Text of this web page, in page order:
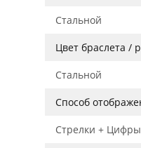
Стальной
Цвет браслета /
Стальной
Способ
Стрелки + Цифры